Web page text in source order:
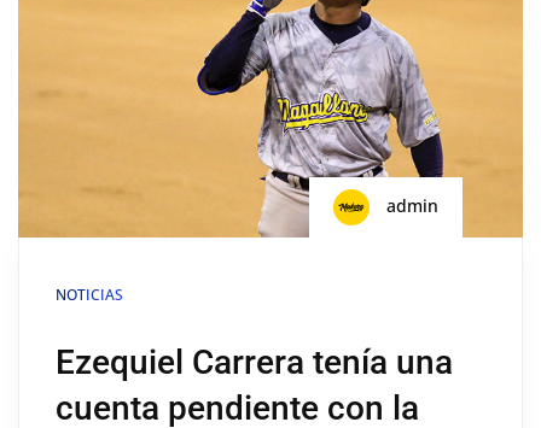
admin
NOTICIAS
Ezequiel Carrera tenía una
cuenta pendiente con la